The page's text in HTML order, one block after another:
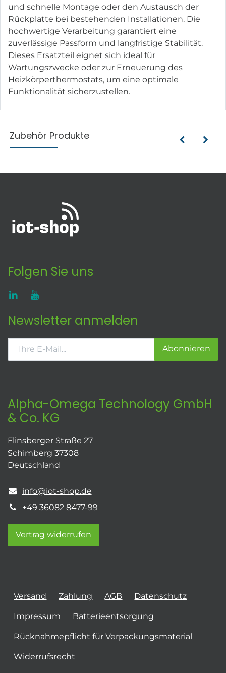
und schnelle Montage oder den Austausch der
Rückplatte bei bestehenden Installationen. Die
hochwertige Verarbeitung garantiert eine
zuverlässige Passform und langfristige Stabilität.
Dieses Ersatzteil eignet sich ideal für
Wartungszwecke oder zur Erneuerung des
Heizkörperthermostats, um eine optimale
Funktionalität sicherzustellen.
Zubehör Produkte
Folgen Sie uns
Newsletter anmelden
Abonnieren
Alpha-Omega Technology GmbH
& Co. KG
Flinsberger Straße 27
Schimberg 37308
Deutschland
info@iot-shop.de
+49 36082 8477-99
Vertrag widerrufen
Versand Zahlung AGB Datenschutz
Impressum Batterieentsorgung
Rücknahmepflicht für Verpackungsmaterial
Widerrufsrecht